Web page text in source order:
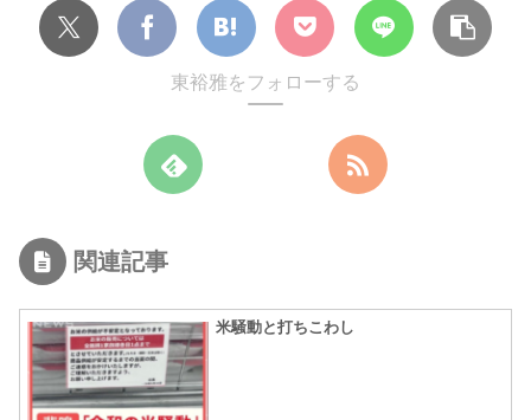
東裕雅をフォローする
関連記事
米騒動と打ちこわし